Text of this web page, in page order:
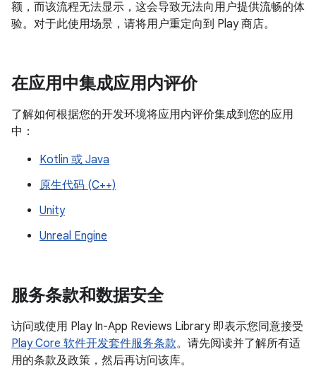
额，而该流程无法显示，这会导致无法向用户提供流畅的体
验。对于此使用场景，请将用户重定向到 Play 商店。
在应用中集成应用内评价
了解如何根据您的开发环境将应用内评价集成到您的应用
中：
Kotlin 或 Java
原生代码 (C++)
Unity
Unreal Engine
服务条款和数据安全
访问或使用 Play In-App Reviews Library 即表示您同意接受
Play Core 软件开发套件服务条款。请先阅读并了解所有适
用的条款及政策，然后再访问该库。